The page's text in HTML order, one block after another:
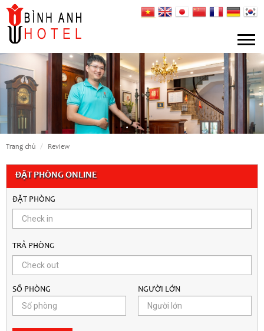
trang chủ review
ĐẶT PHÒNG ONLINE
ĐẶT PHÒNG
TRẢ PHÒNG
SỐ PHÒNG NGƯỜI LỚN